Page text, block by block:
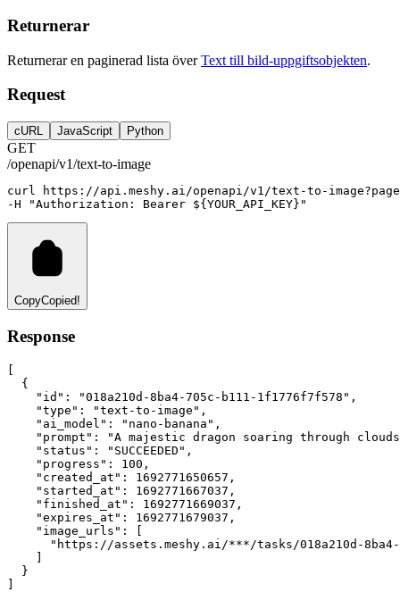
Returnerar
Returnerar en paginerad lista överText till bild-uppgiftsobjekten.
Request
cURL JavaScript Python
GET
/openapi/v1/text-to-image
curl
https://api.meshy.ai/openapi/v1/text-to-
-H
"Authorization: Bearer ${YOUR_API_KEY}"
CopyCopied!
Response
[
  {
"id" : "018a210d-8ba4-705c-b111-1f1776f7f578" ,
"type" : "text-to-image" ,
"ai_model" : "nano-banana" ,
"prompt" :
"A majestic dragon soaring through
"status" : "SUCCEEDED" ,
"progress" : 100 ,
"created_at" : 1692771650657 ,
"started_at" : 1692771667037 ,
"finished_at" : 1692771669037 ,
"expires_at" : 1692771679037 ,
"image_urls" :
[
"https://assets.meshy.ai/***/tasks/018a210d-
    ]
  }
]